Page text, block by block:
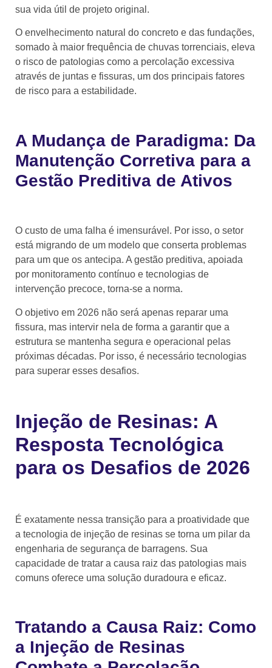
sua vida útil de projeto original.
O envelhecimento natural do concreto e das fundações,
somado à maior frequência de chuvas torrenciais, eleva
o risco de patologias como a percolação excessiva
através de juntas e fissuras, um dos principais fatores
de risco para a estabilidade.
A Mudança de Paradigma: Da
Manutenção Corretiva para a
Gestão Preditiva de Ativos
O custo de uma falha é imensurável. Por isso, o setor
está migrando de um modelo que conserta problemas
para um que os antecipa. A gestão preditiva, apoiada
por monitoramento contínuo e tecnologias de
intervenção precoce, torna-se a norma.
O objetivo em 2026 não será apenas reparar uma
fissura, mas intervir nela de forma a garantir que a
estrutura se mantenha segura e operacional pelas
próximas décadas. Por isso, é necessário tecnologias
para superar esses desafios.
Injeção de Resinas: A
Resposta Tecnológica
para os Desafios de 2026
É exatamente nessa transição para a proatividade que
a tecnologia de injeção de resinas se torna um pilar da
engenharia de segurança de barragens. Sua
capacidade de tratar a causa raiz das patologias mais
comuns oferece uma solução duradoura e eficaz.
Tratando a Causa Raiz: Como
a Injeção de Resinas